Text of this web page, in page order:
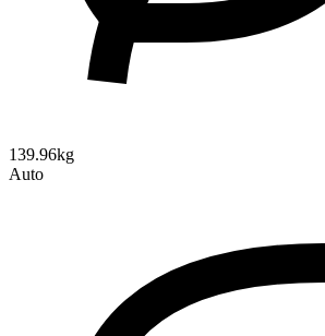
139.96kg
Auto